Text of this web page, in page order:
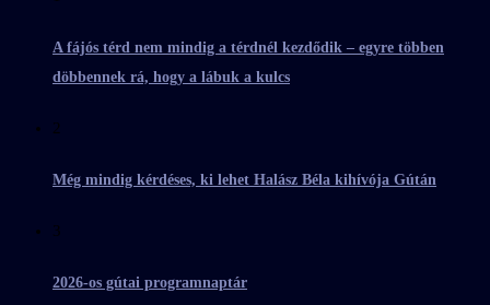
A fájós térd nem mindig a térdnél kezdődik – egyre többen
döbbennek rá, hogy a lábuk a kulcs
2
Még mindig kérdéses, ki lehet Halász Béla kihívója Gútán
3
2026-os gútai programnaptár